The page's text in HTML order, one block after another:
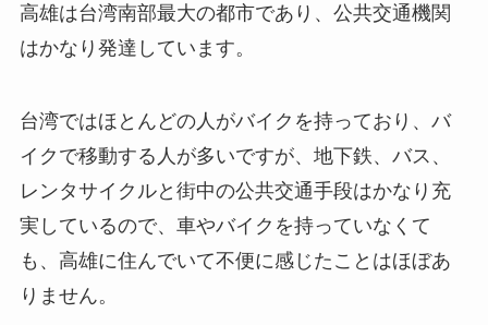
高雄は台湾南部最大の都市であり、公共交通機関
はかなり発達しています。
台湾ではほとんどの人がバイクを持っており、バ
イクで移動する人が多いですが、地下鉄、バス、
レンタサイクルと街中の公共交通手段はかなり充
実しているので、車やバイクを持っていなくて
も、高雄に住んでいて不便に感じたことはほぼあ
りません。